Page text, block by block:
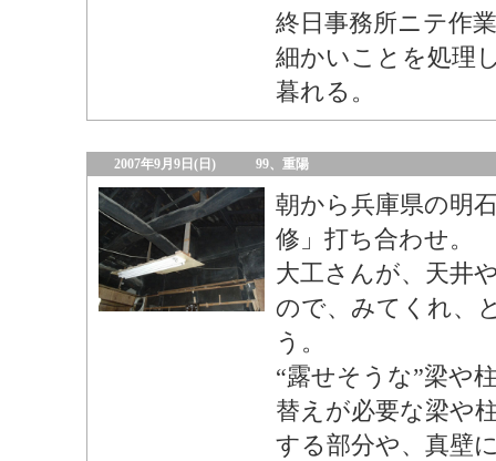
終日事務所ニテ作
細かいことを処理
暮れる。
2007年9月9日(日) 99、重陽
朝から兵庫県の明
修」打ち合わせ。
大工さんが、天井
ので、みてくれ、
う。
“露せそうな”梁や
替えが必要な梁や
する部分や、真壁